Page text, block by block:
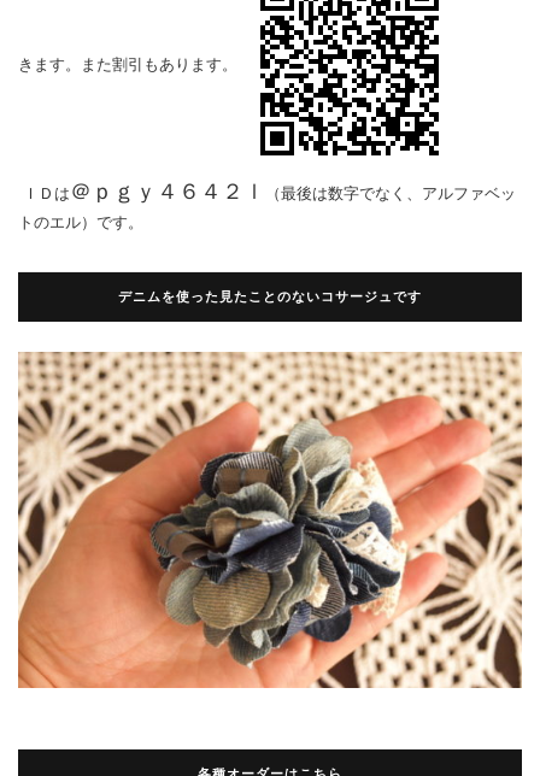
きます。また割引もあります。
ＩＤは ＠ｐｇｙ４６４２ｌ
（最後は数字でなく、アルファベッ
トのエル）です。
デニムを使った見たことのないコサージュです